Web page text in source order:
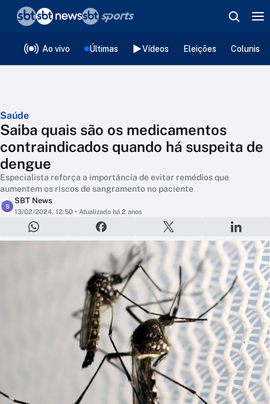
Ao vivo Últimas Vídeos Eleições
Saúde
Saiba quais são os medicamentos
contraindicados quando há suspeita de
dengue
Especialista reforça a importância de evitar remédios que
aumentem os riscos de sangramento no paciente
S
SBT News
13/02/2024, 12:50 • Atualizado há 2 anos
❮voltar
Editorias